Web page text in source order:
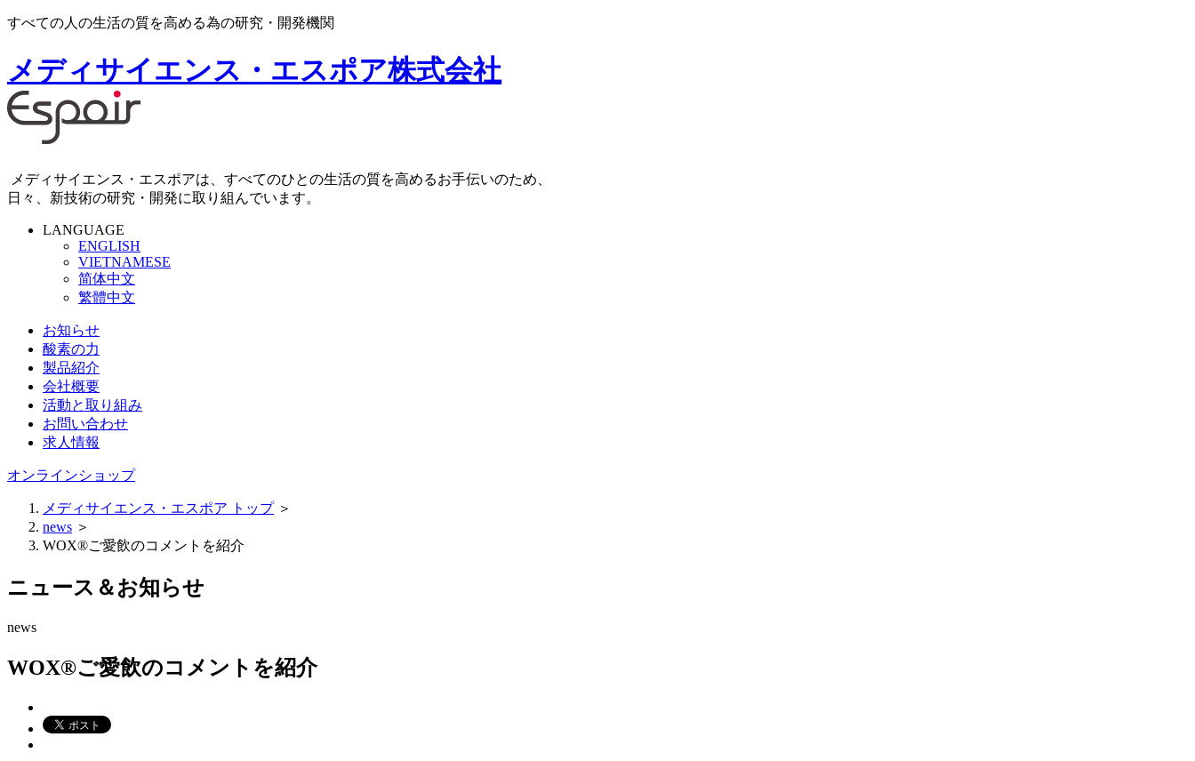
すべての人の生活の質を高める為の研究・開発機関
メディサイエンス・エスポア株式会社
メディサイエンス・エスポアは、すべてのひとの生活の質を高めるお手伝いのため、
日々、新技術の研究・開発に取り組んでいます。
LANGUAGE
ENGLISH
VIETNAMESE
简体中文
繁體中文
お知らせ
酸素の力
製品紹介
会社概要
活動と取り組み
お問い合わせ
求人情報
オンラインショップ
メディサイエンス・エスポア トップ＞
news ＞
WOX®ご愛飲のコメントを紹介
ニュース＆お知らせ
news
WOX®ご愛飲のコメントを紹介